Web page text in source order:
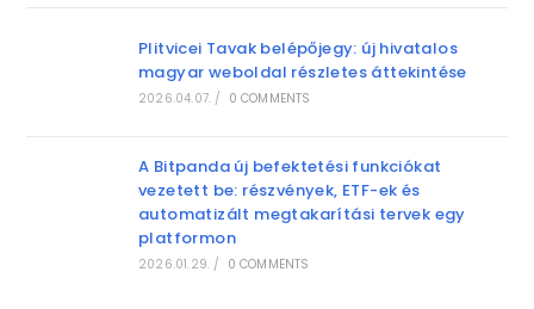
Plitvicei Tavak belépőjegy: új hivatalos
magyar weboldal részletes áttekintése
2026.04.07. / 0 COMMENTS
A Bitpanda új befektetési funkciókat
vezetett be: részvények, ETF-ek és
automatizált megtakarítási tervek egy
platformon
2026.01.29. / 0 COMMENTS